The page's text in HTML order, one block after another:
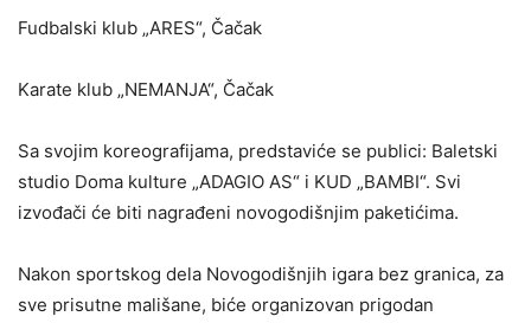
Fudbalski klub „ARES“, Čačak
Karate klub „NEMANJA“, Čačak
Sa svojim koreografijama, predstaviće se publici: Baletski
studio Doma kulture „ADAGIO AS“ i KUD „BAMBI“. Svi
izvođači će biti nagrađeni novogodišnjim paketićima.
Nakon sportskog dela Novogodišnjih igara bez granica, za
sve prisutne mališane, biće organizovan prigodan